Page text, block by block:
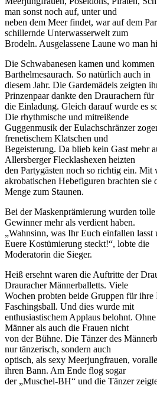
man sonst noch auf, unter und
neben dem Meer findet, war auf dem
schillernde Unterwasserwelt zum
Brodeln. Ausgelassene Laune wo man
Die Schwabanesen kamen und
Barthelmesaurach. So natürlich auch in
diesem Jahr. Die Gardemädels zeigten
Prinzenpaar dankte den Draurachern für
die Einladung. Gleich darauf wurde es
Die rhythmische und mitreißende
Guggenmusik der Eulachschränzer
frenetischem Klatschen und
Begeisterung. Da blieb kein Gast mehr
Allersberger Flecklashexen heizten
den Partygästen noch so richtig ein. Mit
akrobatischen Hebefiguren brachten sie
Menge zum Staunen.
Bei der Maskenprämierung wurden
Gewinner mehr als verdient haben.
„Wahnsinn, was Ihr Euch einfallen
Euere Kostümierung steckt!“, lobte die
Moderatorin die Sieger.
Heiß ersehnt waren die Auftritte der
Drauracher Männerballetts. Viele
Wochen probten beide Gruppen für ihre
Faschingsball. Und dies wurde mit
enthusiastischem Applaus belohnt.
Männer als auch die Frauen nicht
von der Bühne. Die Tänzer des
nur tänzerisch, sondern auch
optisch, als sexy Meerjungfrauen,
ihren Bann. Am Ende flog sogar
der „Muschel-BH“ und die Tänzer